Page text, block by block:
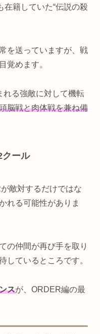
在籍していた“伝説の殺
を送っていますが、戦
覚めます。
れる強敵に対して機転
脳戦と肉体戦を兼ね備
クール
敵対するだけではな
れる可能性がありま
の仲間が再び手を取り
しているところです。
スが、ORDER編の最